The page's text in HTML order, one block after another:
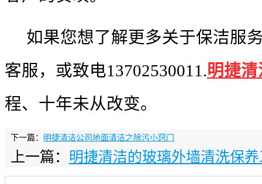
如果您想了解更多关于保洁服
客服，或致电13702530011.明捷清
程、十年未从改变。
下一篇： 明捷清洁公司地面清洁之除污小窍门
上一篇： 明捷清洁的玻璃外墙清洗保